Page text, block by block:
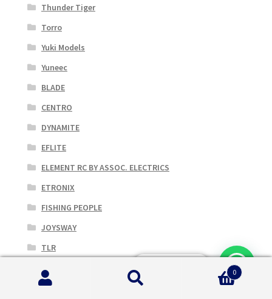
Thunder Tiger
Torro
Yuki Models
Yuneec
BLADE
CENTRO
DYNAMITE
EFLITE
ELEMENT RC BY ASSOC. ELECTRICS
ETRONIX
FISHING PEOPLE
JOYSWAY
TLR
Accessori
Elettronica
0